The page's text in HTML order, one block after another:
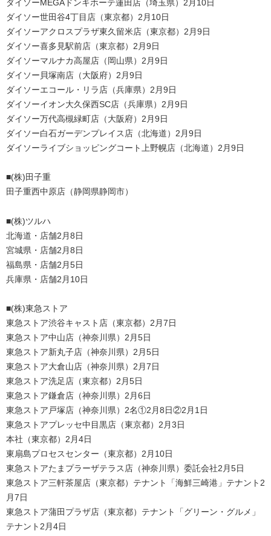
ダイソーMEGAドンキホーテ蓮田店（埼玉県）2月10日
ダイソー世田谷4丁目店（東京都）2月10日
ダイソーアクロスプラザ東久留米店（東京都）2月9日
ダイソー喜多見駅前店（東京都）2月9日
ダイソーマルナカ高屋店（岡山県）2月9日
ダイソー貝塚南店（大阪府）2月9日
ダイソーエコール・リラ店（兵庫県）2月9日
ダイソーイオン大久保西SC店（兵庫県）2月9日
ダイソー万代高槻緑町店（大阪府）2月9日
ダイソー白石ガーデンプレイス店（北海道）2月9日
ダイソーライブショッピングコート上野幌店（北海道）2月9日
■(株)田子重
田子重西中原店（静岡県静岡市）
■(株)ツルハ
北海道・店舗2月8日
宮城県・店舗2月8日
福島県・店舗2月5日
兵庫県・店舗2月10日
■(株)東急ストア
東急ストア渋谷キャスト店（東京都）2月7日
東急ストア中山店（神奈川県）2月5日
東急ストア新丸子店（神奈川県）2月5日
東急ストア大倉山店（神奈川県）2月7日
東急ストア洗足店（東京都）2月5日
東急ストア鎌倉店（神奈川県）2月6日
東急ストア戸塚店（神奈川県）2名①2月8日②2月1日
東急ストアプレッセ中目黒店（東京都）2月3日
本社（東京都）2月4日
東扇島プロセスセンター（東京都）2月10日
東急ストアたまプラーザテラス店（神奈川県）委託会社2月5日
東急ストア三軒茶屋店（東京都）テナント「海鮮三崎港」テナント2
月7日
東急ストア蒲田プラザ店（東京都）テナント「グリーン・グルメ」
テナント2月4日